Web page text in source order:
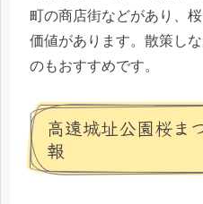
町の商店街などがあり、
価値があります。散策し
のもおすすめです。
高遠城址公園桜ま
報